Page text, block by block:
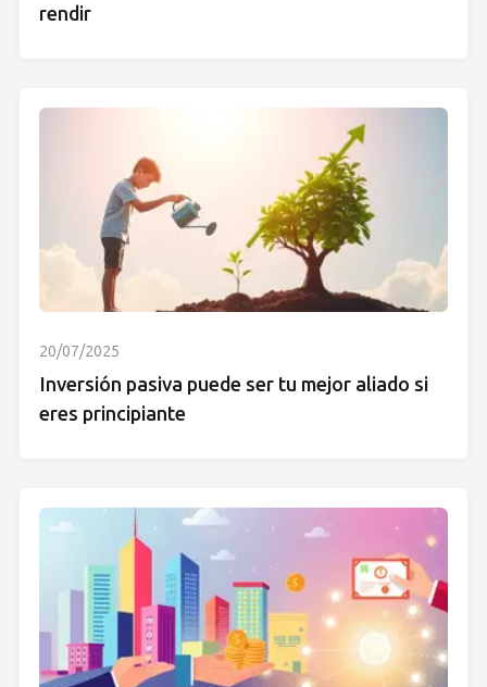
rendir
20/07/2025
Inversión pasiva puede ser tu mejor aliado si
eres principiante